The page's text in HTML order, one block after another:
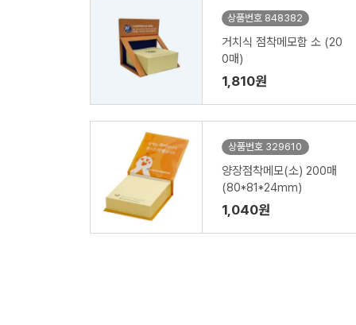
상품번호 848382
거치식 점착메모함 소 (20
0매)
1,810원
상품번호 329610
양장점착메모(소) 200매
(80*81*24mm)
1,040원